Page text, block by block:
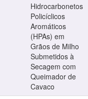
Hidrocarbonetos
Policíclicos
Aromáticos
(HPAs) em
Grãos de Milho
Submetidos à
Secagem com
Queimador de
Cavaco